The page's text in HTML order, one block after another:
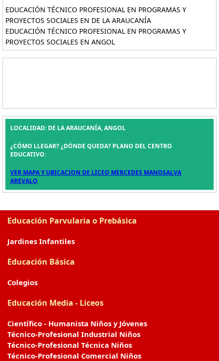
EDUCACIÓN TÉCNICO PROFESIONAL EN PROGRAMAS Y
PROYECTOS SOCIALES EN DE LA ARAUCANÍA
EDUCACIÓN TÉCNICO PROFESIONAL EN PROGRAMAS Y
PROYECTOS SOCIALES EN ANGOL
LOCALIDAD: DE LA ARAUCANÍA, ANGOL
¿CÓMO LLEGAR? ¿DÓNDE QUEDA? PLANO DEL CENTRO
EDUCATIVO:
VER MAPA Y UBICACION DE LICEO MERCEDES MANOSALVA
AREVALO
Educación Parvularia o Prebásica
Jardines Infantiles
Educación Básica
Colegios
Educación Media - Liceos
Científico - Humanista Niños y Jóvenes
Técnico-Profesional Industrial Niños
Técnico-Profesional Técnica Niños
Técnico-Profesional Comercial Niños